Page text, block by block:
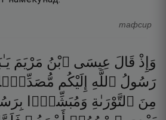
тафсир
وَإِذْ قَالَ عِيسَى ٱبْنُ مَرْيَمَ
رَسُولُ ٱللَّهِ إِلَيْكُم
مِنَ ٱلتَّوْرَىٰةِ وَمُبَشِّرًۢا